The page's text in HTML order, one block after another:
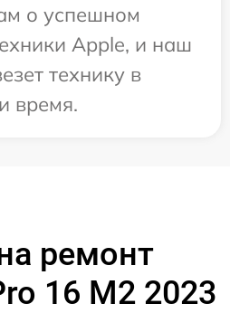
о успешном
Apple, и наш
технику в
время.
ремонт
16 M2 2023